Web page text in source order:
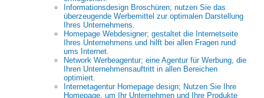
Informationsdesign Broschüren; nutzen Sie das
überzeugende Werbemittel zur optimalen Darstellung
Ihres Unternehmens.
Homepage Webdesigner; gestaltet die Internetseite
Ihres Unternehmens und hilft bei allen Fragen rund
ums Internet.
Network Werbeagentur; eine Agentur für Werbung, die
Ihren Unternehmensauftritt in allen Bereichen
optimiert.
Internetagentur Homepage design; Nutzen Sie Ihre
Homepage, um Ihr Unternehmen und Ihre Produkte